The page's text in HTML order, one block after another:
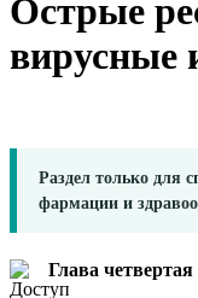
Острые
вирусные
Раздел только для
фармации и
Глава четвертая